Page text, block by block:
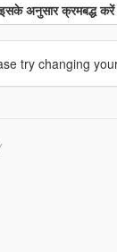
इसके अनुसार क्रमबद्ध करें
try changing